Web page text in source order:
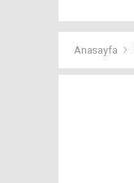
Anasayfa